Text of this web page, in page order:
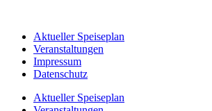
Aktueller Speiseplan
Veranstaltungen
Impressum
Datenschutz
Aktueller Speiseplan